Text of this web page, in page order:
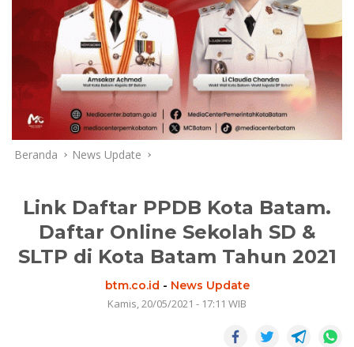
Beranda News Update
Link Daftar PPDB Kota Batam.
Daftar Online Sekolah SD &
SLTP di Kota Batam Tahun 2021
btm.co.id - News Update
Kamis, 20/05/2021 - 17:11 WIB